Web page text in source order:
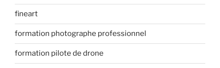
fineart
formation photographe professionnel
formation pilote de drone